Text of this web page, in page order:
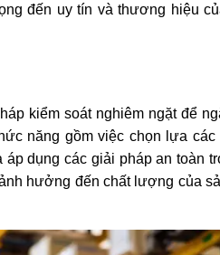
đến uy tín và thương hiệu
kiểm soát nghiêm ngặt để
năng gồm việc chọn lựa các
dụng các giải pháp an toàn
hưởng đến chất lượng của